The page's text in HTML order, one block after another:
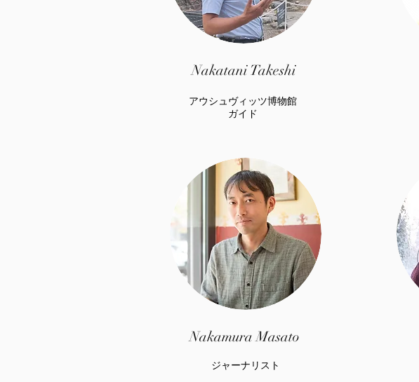
Nakatani Takeshi
アウシュヴィッツ博物館
​ガイド
Nakamura Masato
​ジャーナリスト